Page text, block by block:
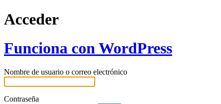
Acceder
Funciona con WordPress
Nombre de usuario o correo electrónico
Contraseña